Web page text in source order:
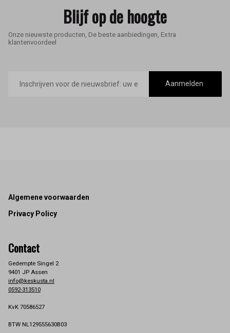
Blijf op de hoogte
Onze nieuwste producten, De beste aanbiedingen, Extra
klantenvoordeel
mailadres
Aanmelden
Footer
Algemene voorwaarden
Privacy Policy
Contact
Gedempte Singel 2
9401 JP Assen
info@keskusta.nl
0592-313510
KvK 70586527
BTW NL129555630B03